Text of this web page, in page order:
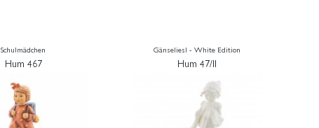
Schulmädchen
Hum 467
Gänseliesl - White Edition
Hum 47/II